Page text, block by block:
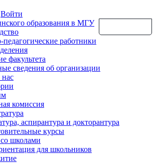
Войти
образования в МГУ
работники
факультета
сведения об организации
комиссия
аспирантура и докторантура
курсы
школами
для школьников